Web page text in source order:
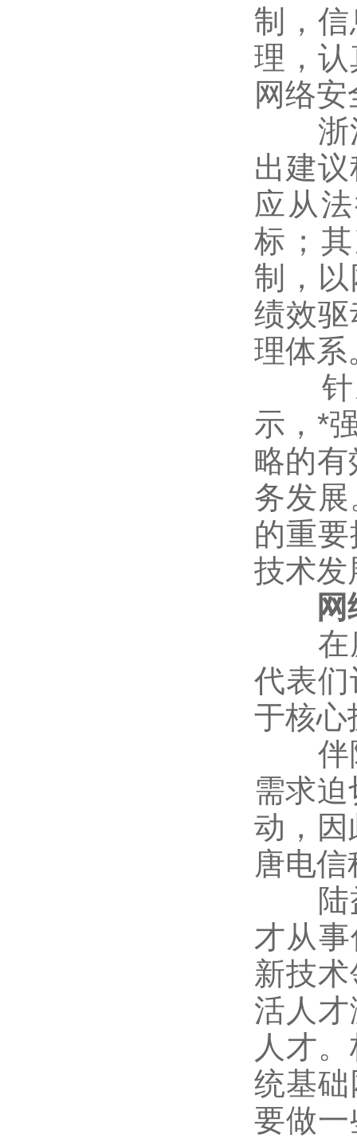
制，
理，
网络安
浙江
出建
应从
标；
制，
绩效
理体系
针对
示，*
略的有
务发
的重
技术发
网络
在座
代表
于核心
伴随
需求
动，因
唐电
陆益
才从
新技
活人
人才
统基
要做